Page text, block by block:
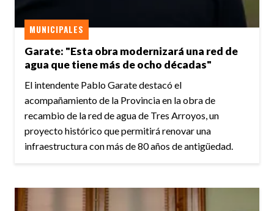
Garate: "Esta obra modernizará una red de
agua que tiene más de ocho décadas"
MUNICIPALES
El intendente Pablo Garate destacó el
acompañamiento de la Provincia en la obra de
recambio de la red de agua de Tres Arroyos, un
proyecto histórico que permitirá renovar una
infraestructura con más de 80 años de antigüedad.